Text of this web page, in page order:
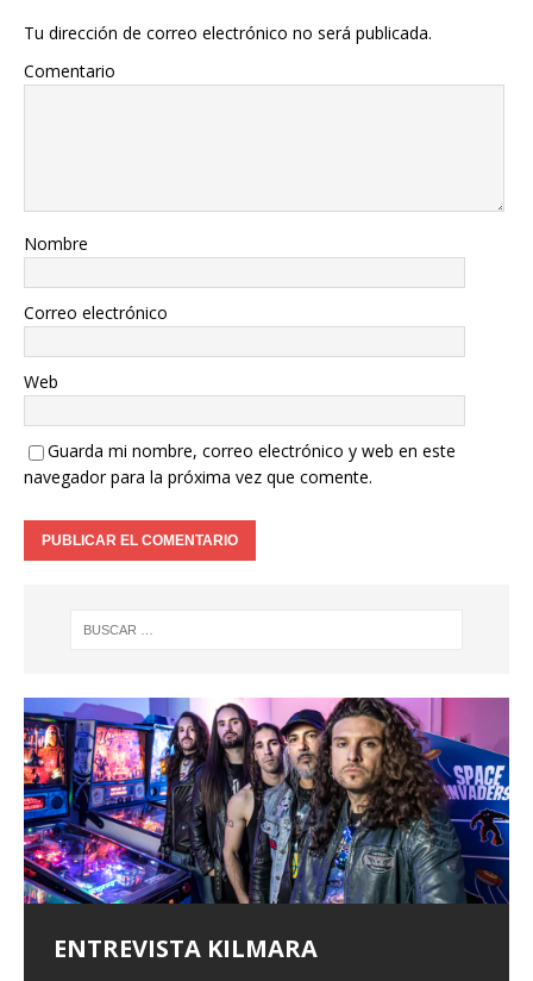
Tu dirección de correo electrónico no será publicada.
Comentario
Nombre
Correo electrónico
Web
Guarda mi nombre, correo electrónico y web en este
navegador para la próxima vez que comente.
ENTREVISTA KILMARA
ALFA PENTATONIK LANZA EL EP
ENTREVISTA BLACK SATELITE
Entrevista a Xeneris